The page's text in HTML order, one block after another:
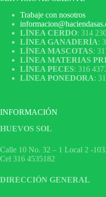
Trabaje con nosotros
LÍNEA CERDO: 314
LÍNEA GANADERÍA:
LÍNEA MASCOTAS:
LÍNEA MATERIAS
LÍNEA PECES: 316
LÍNEA PONEDORA:
INFORMACIÓN
HUEVOS SOL
Calle 10 No. 32 – 1 Local 2 -
Cel 316 4535182
DIRECCIÓN GENERAL